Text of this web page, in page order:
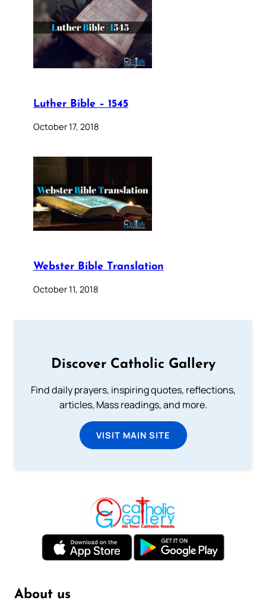
Luther Bible – 1545
October 17, 2018
Webster Bible Translation
October 11, 2018
Discover Catholic Gallery
Find daily prayers, inspiring quotes, reflections,
articles, Mass readings, and more.
VISIT MAIN SITE
About us